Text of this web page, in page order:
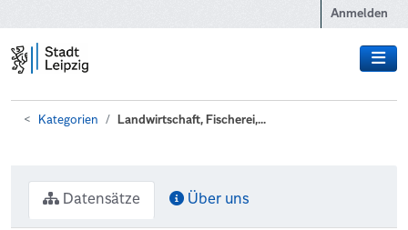
Anmelden
Kategorien Landwirtschaft, Fischerei,...
Datensätze Über uns